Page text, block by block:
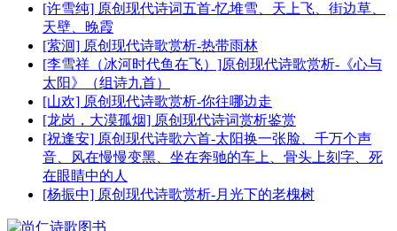
[许雪纯] 原创现代诗词五首-忆堆雪、天上飞、街边草、
天壁、晚霞
[萦洄] 原创现代诗歌赏析-热带雨林
[李雪祥（冰河时代鱼在飞）]原创现代诗歌赏析-《心与
太阳》（组诗九首）
[山欢] 原创现代诗歌赏析-你往哪边走
[龙岗，大漠孤烟] 原创现代诗词赏析鉴赏
[祝逢安] 原创现代诗歌六首-太阳换一张脸、千万个声
音、风在慢慢变黑、坐在奔驰的车上、骨头上刻字、死
在眼睛中的人
[杨振中] 原创现代诗歌赏析-月光下的老槐树